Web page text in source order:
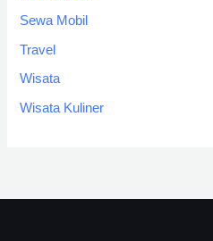
Sewa Mobil
Travel
Wisata
Wisata Kuliner